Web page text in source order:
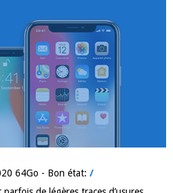
64Go - Bon état: /